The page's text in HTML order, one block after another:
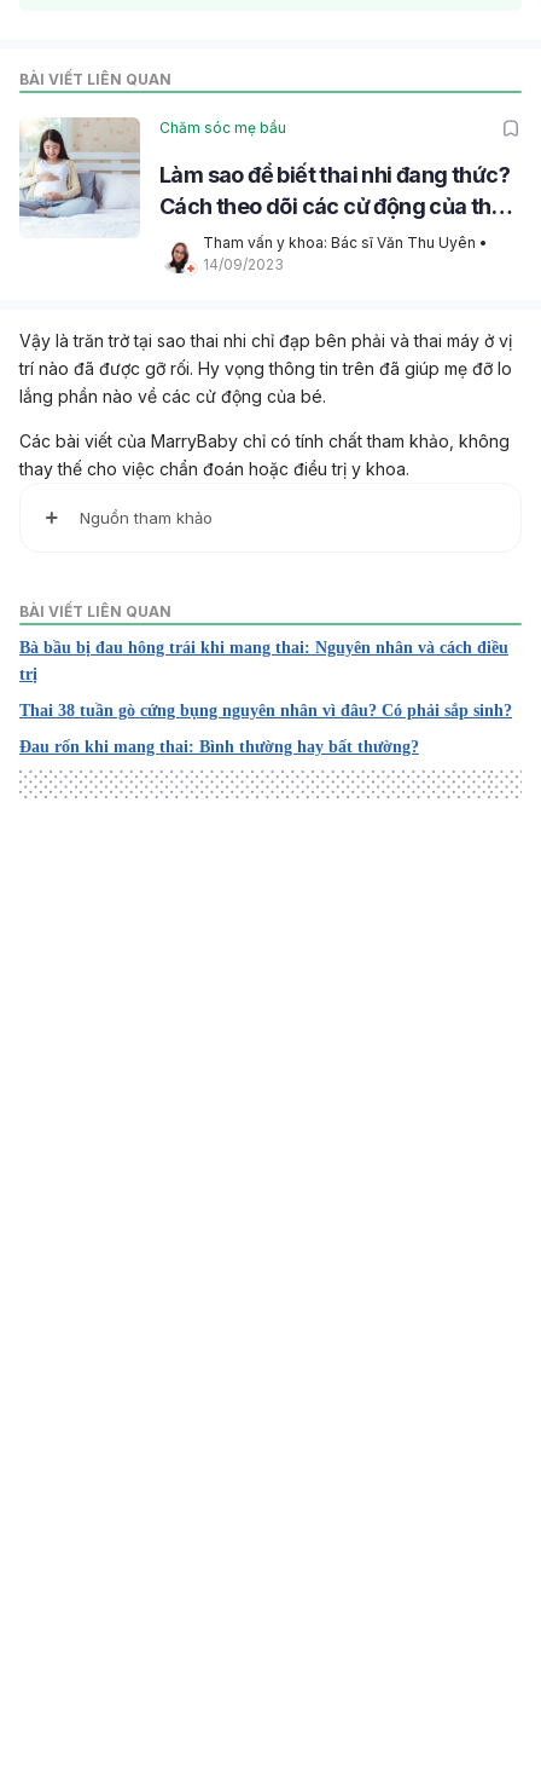
BÀI VIẾT LIÊN QUAN
Chăm sóc mẹ bầu
Làm sao để biết thai nhi đang thức?
Cách theo dõi các cử động của thai
nhi
Tham vấn y khoa: Bác sĩ Văn Thu Uyên
14/09/2023
Vậy là trăn trở tại sao thai nhi chỉ đạp bên phải và thai máy ở vị
trí nào đã được gỡ rối. Hy vọng thông tin trên đã giúp mẹ đỡ lo
lắng phần nào về các cử động của bé.
Các bài viết của MarryBaby chỉ có tính chất tham khảo, không
thay thế cho việc chẩn đoán hoặc điều trị y khoa.
Nguồn tham khảo
https://www.ncbi.nlm.nih.gov/books/NBK470566/
2. Special Tests for Monitoring Fetal Well-Being
https://www.acog.org/womens-health/faqs/special-tests-
for-monitoring-fetal-well-being
BÀI VIẾT LIÊN QUAN
Bà bầu bị đau hông trái khi mang thai: Nguyên nhân và cách điều
trị
Thai 38 tuần gò cứng bụng nguyên nhân vì đâu? Có phải sắp sinh?
Đau rốn khi mang thai: Bình thường hay bất thường?